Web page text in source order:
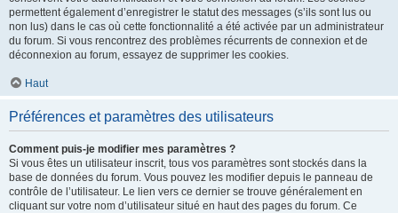
permettent également d’enregistrer le statut des messages (s’ils sont lus ou
non lus) dans le cas où cette fonctionnalité a été activée par un administrateur
du forum. Si vous rencontrez des problèmes récurrents de connexion et de
déconnexion au forum, essayez de supprimer les cookies.
Haut
Préférences et paramètres des utilisateurs
Comment puis-je modifier mes paramètres ?
Si vous êtes un utilisateur inscrit, tous vos paramètres sont stockés dans la
base de données du forum. Vous pouvez les modifier depuis le panneau de
contrôle de l’utilisateur. Le lien vers ce dernier se trouve généralement en
cliquant sur votre nom d’utilisateur situé en haut des pages du forum. Ce